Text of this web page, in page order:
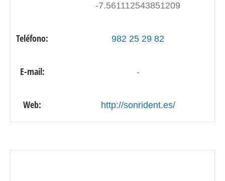
-7.561112543851209
Teléfono: 982 25 29 82
E-mail: -
Web: http://sonrident.es/